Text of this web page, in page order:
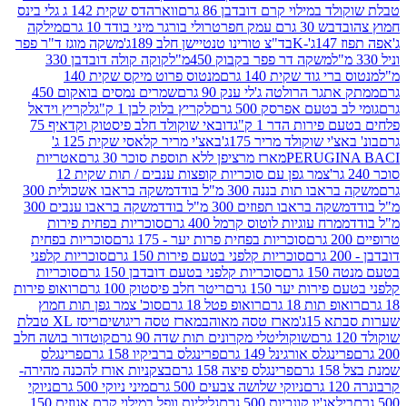
קרם דובדבן 86 גרם
ווארהדס שקית 142 ג גלי בינס
דבש 30 גרם עמק חפר
טרולי בורגר מיני בודד 10 גרם
מילקה
בד"צ טורינו טנטיישן חלב 189ג'
משקה מוגז ד"ר פפר
משקה דר פפר בקבוק 450מ"ל
קוקה קולה דובדבן 330
גוד שקית 140 גרם
מנטוס פרוט מיקס שקית 140
הרולטה ג'לי ענק 90 גרם
שמרים נמסים בואקום 450
אפרסק 500 גרם
לקריץ בלוק לבן 1 ק"ג
לקריץ וידאל
הדר 1 ק"ג
דובאי שוקולד חלב פיסטוק וקדאיף 75
שוקולד מריר 175ג'
באצ'י מריר קלאסי שקית 125 ג'
מארז מרציפן ללא תוספת סוכר 30 גרם
אטריות
צמר גפן עם סוכריות קופצות ענבים / תות שקית 12
תות בננה 300 מ"ל בודד
משקה בראבו אשכולית 300
בראבו תפוזים 300 מ"ל בודד
משקה בראבו ענבים 300
עוגיות לוטוס קרמל 400 גרם
סוכריות בפחית פירות
סוכריות בפחית פרות יער - 175 גרם
סוכריות בפחית
סוכריות קלפני בטעם פירות 150 גרם
סוכריות קלפני
סוכריות קלפני בטעם דובדבן 150 גרם
סוכריות
יער 150 גרם
ריטר חלב פיסטוק 100 גרם
רואופ פירות
תות 18 גרם
רואופ פטל 18 גרם
סוכ' צמר גפן תות חמוץ
מארז טסה מאוהב מארז טסה ריגושים
ריסז XL טבלת
שוקוליטלי מקרונים תות שדה 90 גרם
קוטדור בושה חלב
אורגינל 149 גרם
פרינגלס ברביקיו 158 גרם
פרינגלס
פרינגלס פיצה 158 גרם
בצקניות אורז להכנה מהירה-
ניוקי שלושה צבעים 500 גרם
מיני ניוקי 500 גרם
ניוקי
קונכיות 500 גרם
גליליות וופל במילוי קרם אגוזים 150